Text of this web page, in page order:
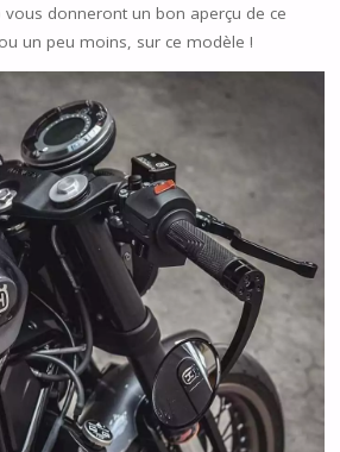
donneront un bon aperçu de ce
un peu moins, sur ce modèle !